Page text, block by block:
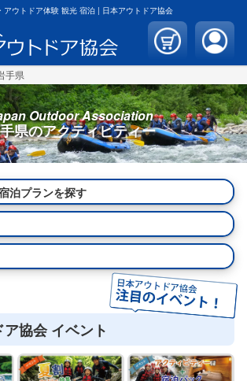
アウトドア体験 観光 宿泊 | 日本アウトドア協会
手県
Outdoor Association
県のアクティビティー
泊プランを探す
協会 イベント